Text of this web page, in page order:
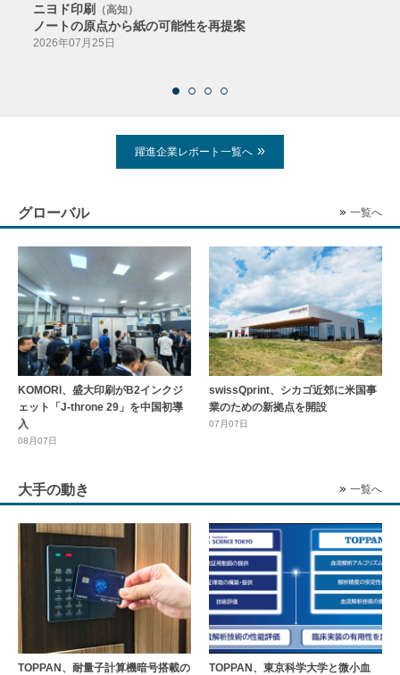
ニヨド印刷 （高知）
ノートの原点から紙の可能性を再提案
2026年07月25日
躍進企業レポート一覧へ
グローバル 一覧へ
KOMORI、盛大印刷がB2インクジ
ェット「J-throne 29」を中国初導
入
08月07日
swissQprint、シカゴ近郊に⽶国事
業のための新拠点を開設
07月07日
大手の動き 一覧へ
TOPPAN、耐量子計算機暗号搭載の
TOPPAN、東京科学大学と微小血